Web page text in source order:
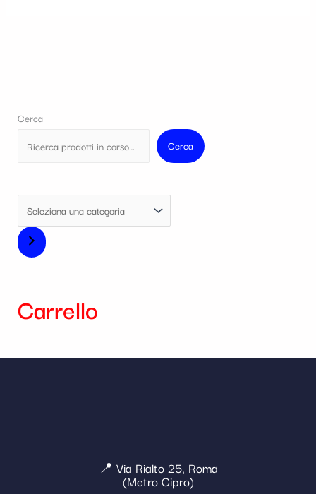
Cerca
Cerca
Carrello
📍 Via Rialto 25, Roma
(Metro Cipro)